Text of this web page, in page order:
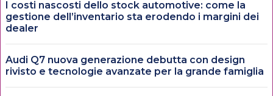
I costi nascosti dello stock automotive: come la
gestione dell’inventario sta erodendo i margini dei
dealer
Audi Q7 nuova generazione debutta con design
rivisto e tecnologie avanzate per la grande famiglia